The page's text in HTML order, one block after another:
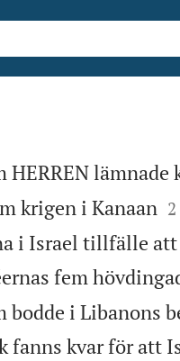
lämnade
krigen i Kanaan
2
i Israel tillfälle
fem
bodde i Libanons
fanns kvar för att